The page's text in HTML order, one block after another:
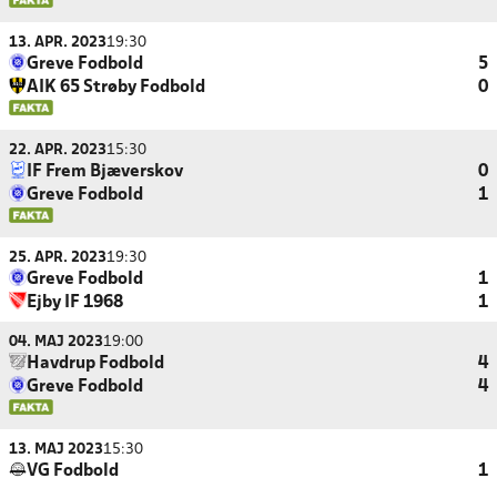
13. APR. 202319:30
Greve Fodbold
5
AIK 65 Strøby Fodbold
0
22. APR. 202315:30
IF Frem Bjæverskov
0
Greve Fodbold
1
25. APR. 202319:30
Greve Fodbold
1
Ejby IF 1968
1
04. MAJ 202319:00
Havdrup Fodbold
4
Greve Fodbold
4
13. MAJ 202315:30
VG Fodbold
1